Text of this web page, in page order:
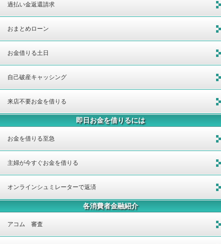
過払い金返還請求
おまとめローン
お金借りる土日
自己破産キャッシング
来店不要お金を借りる
即日お金を借りるには
お金を借りる至急
主婦が今すぐお金を借りる
オンラインシュミレーターで返済
各消費者金融紹介
アコム 審査